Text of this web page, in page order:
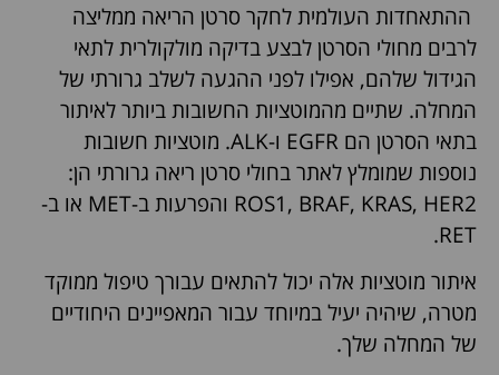
ההתאחדות העולמית לחקר סרטן הריאה ממליצה
לרבים מחולי הסרטן לבצע בדיקה מולקולרית לתאי
הגידול שלהם, אפילו לפני ההגעה לשלב גרורתי של
המחלה. שתיים מהמוטציות החשובות ביותר לאיתור
בתאי הסרטן הם EGFR ו-ALK. מוטציות חשובות
נוספות שמומלץ לאתר בחולי סרטן ריאה גרורתי הן:
ROS1, BRAF, KRAS, HER2 והפרעות ב-MET או ב-
RET.
איתור מוטציות אלה יכול להתאים עבורך טיפול ממוקד
מטרה, שיהיה יעיל במיוחד עבור המאפיינים היחודיים
של המחלה שלך.